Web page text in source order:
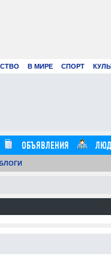
В МИРЕ СПОРТ
ОБЪЯВЛЕНИЯ